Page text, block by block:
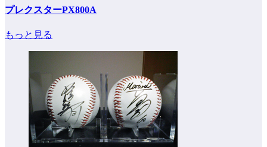
プレクスターPX800A
もっと見る